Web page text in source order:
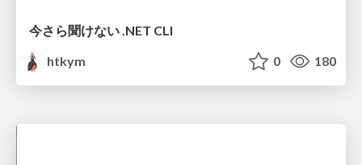
今さら聞けない .NET CLI
htkym
0 180